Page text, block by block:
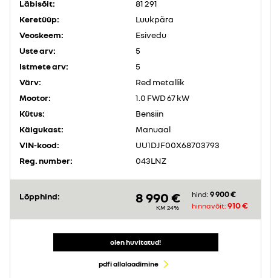
Läbisõit:
81 291
Keretüüp:
Luukpära
Veoskeem:
Esivedu
Uste arv:
5
Istmete arv:
5
Värv:
Red metallik
Mootor:
1.0 FWD 67 kW
Kütus:
Bensiin
Käigukast:
Manuaal
VIN-kood:
UU1DJF00X68703793
Reg. number:
043LNZ
Lõpphind: 8 990 €
KM 24%
hind: 9 900 €
hinnavõit: 910 €
olen huvitatud!
pdfi allalaadimine